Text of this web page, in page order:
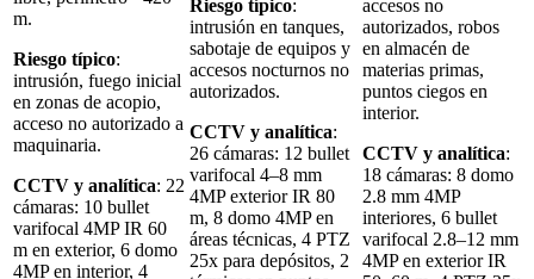
m.
Riesgo típico:
intrusión, fuego inicial
en zonas de acopio,
acceso no autorizado a
maquinaria.
CCTV y analítica: 22
cámaras: 10 bullet
varifocal 4MP IR 60
m en exterior, 6 domo
4MP en interior, 4
Riesgo típico:
intrusión en tanques,
sabotaje de equipos y
accesos nocturnos no
autorizados.
CCTV y analítica:
26 cámaras: 12 bullet
varifocal 4–8 mm
4MP exterior IR 80
m, 8 domo 4MP en
áreas técnicas, 4 PTZ
25x para depósitos, 2
accesos no
autorizados, robos
en almacén de
materias primas,
puntos ciegos en
interior.
CCTV y analítica:
18 cámaras: 8 domo
2.8 mm 4MP
interiores, 6 bullet
varifocal 2.8–12 mm
4MP en exterior IR